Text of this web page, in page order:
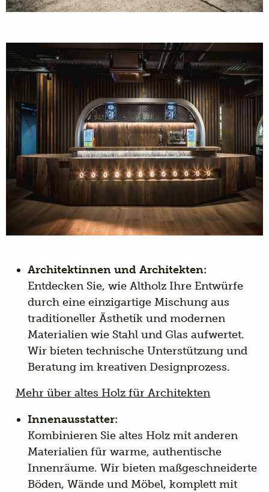
Architektinnen und Architekten:
Entdecken Sie, wie Altholz Ihre Entwürfe
durch eine einzigartige Mischung aus
traditioneller Ästhetik und modernen
Materialien wie Stahl und Glas aufwertet.
Wir bieten technische Unterstützung und
Beratung im kreativen Designprozess.
Mehr über altes Holz für Architekten
Innenausstatter:
Kombinieren Sie altes Holz mit anderen
Materialien für warme, authentische
Innenräume. Wir bieten maßgeschneiderte
Böden, Wände und Möbel, komplett mit